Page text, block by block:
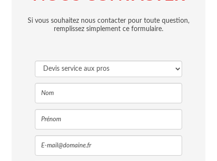
Si vous souhaitez nous contacter pour toute question,
remplissez simplement ce formulaire.